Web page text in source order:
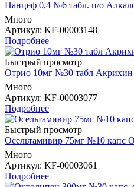
Панцеф 0,4 №6 табл. п/о
Много
Артикул: KF-00003148
Подробнее
Быстрый просмотр
Отрио 10мг №30 табл
Много
Артикул: KF-00003077
Подробнее
Быстрый просмотр
Осельтамивир 75мг №10 капс
Много
Артикул: KF-00003061
Подробнее